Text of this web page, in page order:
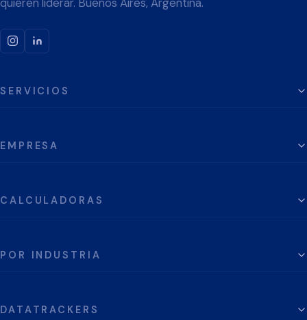
SERVICIOS
EMPRESA
CALCULADORAS
POR INDUSTRIA
DATATRACKERS